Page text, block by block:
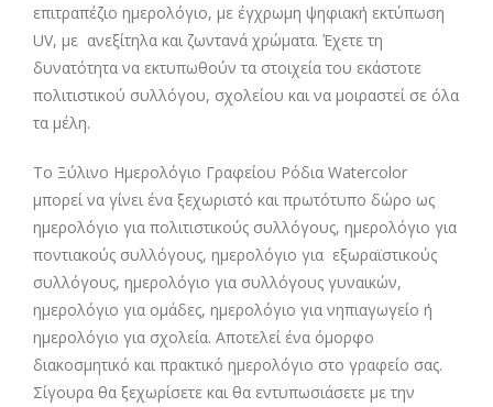
επιτραπέζιο ημερολόγιο, με έγχρωμη ψηφιακή εκτύπωση
UV, με ανεξίτηλα και ζωντανά χρώματα. Έχετε τη
δυνατότητα να εκτυπωθούν τα στοιχεία του εκάστοτε
πολιτιστικού συλλόγου, σχολείου και να μοιραστεί σε όλα
τα μέλη.
Το Ξύλινο Ημερολόγιο Γραφείου Ρόδια Watercolor
μπορεί να γίνει ένα ξεχωριστό και πρωτότυπο δώρο ως
ημερολόγιο για πολιτιστικούς συλλόγους, ημερολόγιο για
ποντιακούς συλλόγους, ημερολόγιο για εξωραϊστικούς
συλλόγους, ημερολόγιο για συλλόγους γυναικών,
ημερολόγιο για ομάδες, ημερολόγιο για νηπιαγωγείο ή
ημερολόγιο για σχολεία. Αποτελεί ένα όμορφο
διακοσμητικό και πρακτικό ημερολόγιο στο γραφείο σας.
Σίγουρα θα ξεχωρίσετε και θα εντυπωσιάσετε με την